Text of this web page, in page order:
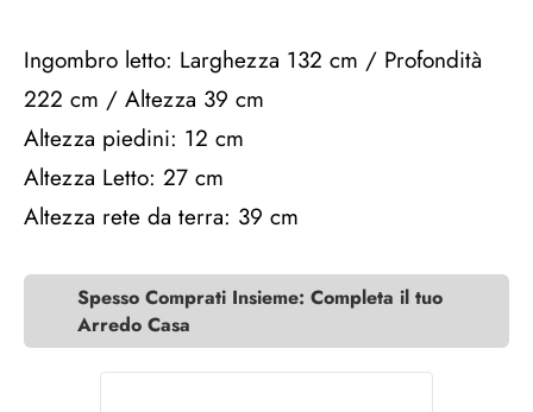
Ingombro letto: Larghezza 132 cm / Profondità
222 cm / Altezza 39 cm
Altezza piedini: 12 cm
Altezza Letto: 27 cm
Altezza rete da terra: 39 cm
Spesso Comprati Insieme: Completa il tuo
Arredo Casa